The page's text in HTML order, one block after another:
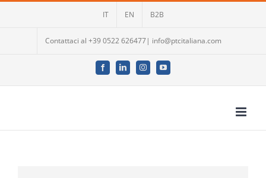
IT EN B2B
Contattaci al +39 0522 626477| info@ptcitaliana.com
FacebookLinkedInInstagramYouTube